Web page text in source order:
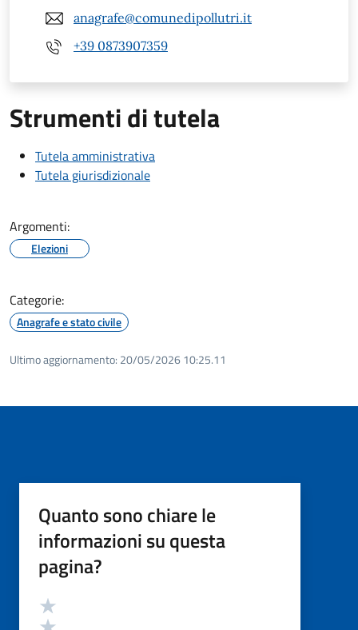
anagrafe@comunedipollutri.it
+39 0873907359
Strumenti di tutela
Tutela amministrativa
Tutela giurisdizionale
Argomenti:
Elezioni
Categorie:
Anagrafe e stato civile
Ultimo aggiornamento: 20/05/2026 10:25.11
Quanto sono chiare le
informazioni su questa
pagina?
Valutazione